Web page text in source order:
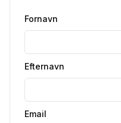
Fornavn
Efternavn
Email